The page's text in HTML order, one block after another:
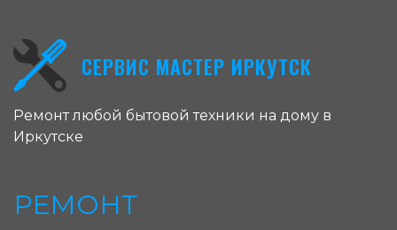
СЕРВИС МАСТЕР ИРКУТСК
Ремонт любой бытовой техники на дому в
Иркутске
РЕМОНТ